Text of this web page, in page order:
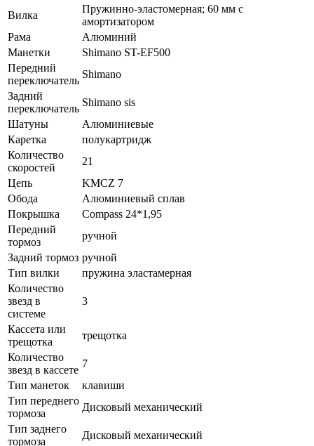
Вилка
Пружинно-эластомерная; 60 мм с
амортизатором
Рама
Алюминий
Манетки
Shimano ST-EF500
Передний
переключатель
Shimano
Задний
переключатель
Shimano sis
Шатуны
Алюминиевые
Каретка
полукартридж
Количество
скоростей
21
Цепь
KMCZ 7
Обода
Алюминиевый сплав
Покрышка
Compass 24*1,95
Передний
тормоз
ручной
Задний тормоз ручной
Тип вилки
пружина эластамерная
Количество
звезд в
системе
3
Кассета или
трещотка
трещотка
Количество
звезд в кассете
7
Тип манеток
клавиши
Тип переднего
тормоза
Дисковый механический
Тип заднего
тормоза
Дисковый механический